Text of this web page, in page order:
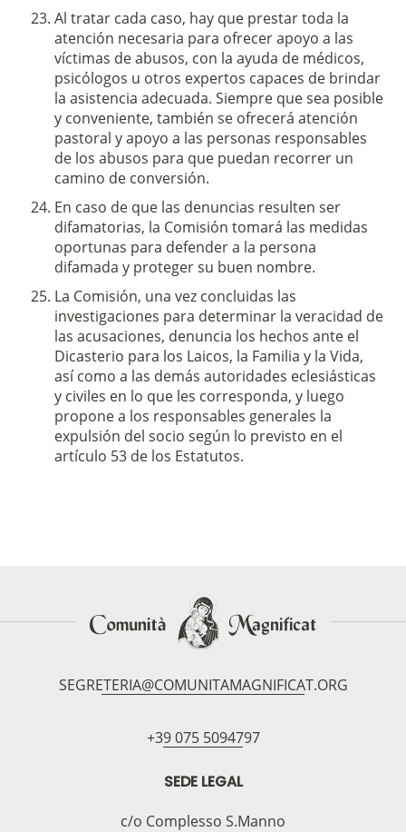
Al tratar cada caso, hay que prestar toda la
atención necesaria para ofrecer apoyo a las
víctimas de abusos, con la ayuda de médicos,
psicólogos u otros expertos capaces de brindar
la asistencia adecuada. Siempre que sea posible
y conveniente, también se ofrecerá atención
pastoral y apoyo a las personas responsables
de los abusos para que puedan recorrer un
camino de conversión.
En caso de que las denuncias resulten ser
difamatorias, la Comisión tomará las medidas
oportunas para defender a la persona
difamada y proteger su buen nombre.
La Comisión, una vez concluidas las
investigaciones para determinar la veracidad de
las acusaciones, denuncia los hechos ante el
Dicasterio para los Laicos, la Familia y la Vida,
así como a las demás autoridades eclesiásticas
y civiles en lo que les corresponda, y luego
propone a los responsables generales la
expulsión del socio según lo previsto en el
artículo 53 de los Estatutos.
SEGRETERIA@COMUNITAMAGNIFICAT.ORG
+39 075 5094797
SEDE LEGAL
c/o Complesso S.Manno